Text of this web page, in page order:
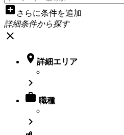
add_box さらに条件を追加
詳細条件から探す
close
 詳細エリア

 職種
